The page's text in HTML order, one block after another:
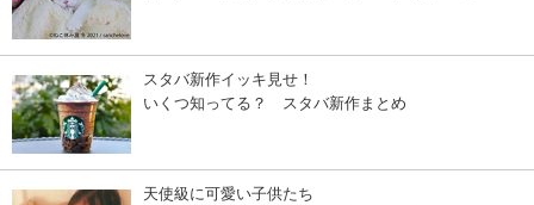
スタバ新作イッキ見せ！
いくつ知ってる？ スタバ新作まとめ
天使級に可愛い子供たち